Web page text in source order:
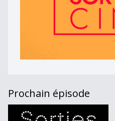
Prochain épisode
Sorties Ciné du 26.04.11